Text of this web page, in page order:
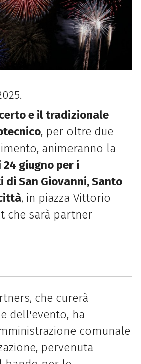
e il tradizionale
, per oltre due
animeranno la
giugno per i
San Giovanni, Santo
, in piazza Vittorio
che sarà partner
che curerà
dell'evento, ha
comunale
pervenuta